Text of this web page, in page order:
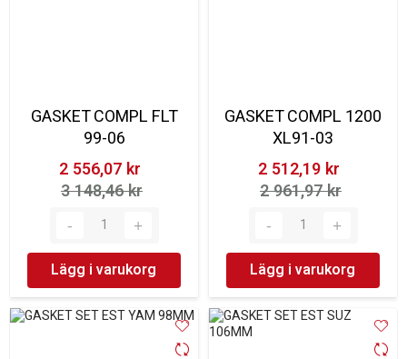
GASKET COMPL FLT
99-06
2 556,07 kr‎
3 148,46 kr‎
Lägg i varukorg
GASKET COMPL 1200
XL91-03
2 512,19 kr‎
2 961,97 kr‎
Lägg i varukorg